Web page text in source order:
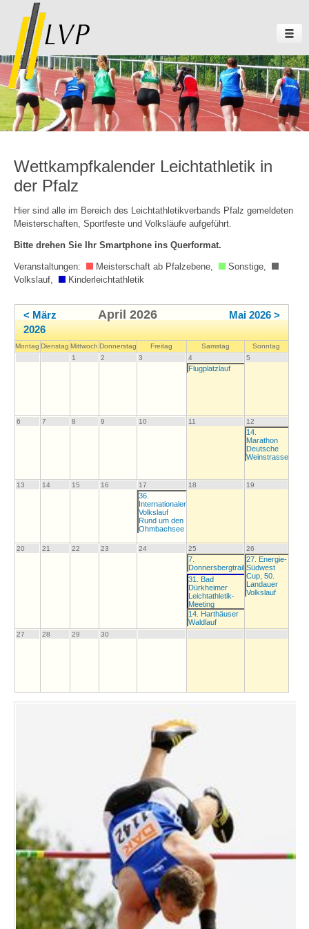
Wettkampfkalender Leichtathletik in
der Pfalz
Hier sind alle im Bereich des Leichtathletikverbands Pfalz gemeldeten
Meisterschaften, Sportfeste und Volksläufe aufgeführt.
Bitte drehen Sie Ihr Smartphone ins Querformat.
Veranstaltungen: Meisterschaft ab Pfalzebene,
Sonstige,
Volkslauf,
Kinderleichtathletik
< März
2026
April 2026 Mai 2026 >
Montag Dienstag Mittwoch Donnerstag Freitag Samstag Sonntag
1
2 3 4
Flugplatzlauf
5
6 7 8 9 10 11 12
14.
Marathon
Deutsche
Weinstrasse
13 14 15 16 17
36.
Internationaler
Volkslauf
Rund um den
Ohmbachsee
18 19
20 21 22 23 24 25
7.
Donnersbergtrail
31. Bad
Dürkheimer
Leichtathletik-
Meeting
14. Harthäuser
Waldlauf
26
27. Energie-
Südwest
Cup, 50.
Landauer
Volkslauf
27 28 29 30